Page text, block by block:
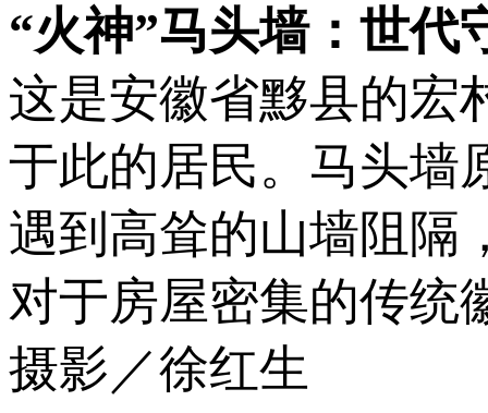
“火神”马头墙：世代
这是安徽省黟县的宏
于此的居民。马头墙
遇到高耸的山墙阻隔
对于房屋密集的传统
摄影／徐红生